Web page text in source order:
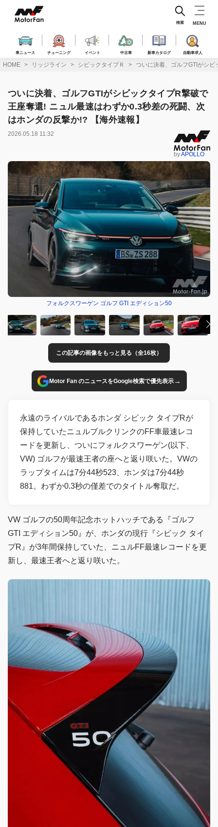
ス
車ニュース チューニング イベント 中古車 新車カタログ 自動車求人
検索 MENU
HOME リッジライン シビックタイプＲ ついに決着、ゴルフGTIがシ
ついに決着、ゴルフGTIがシビックタイプR撃破で
王座奪還! ニュル最速はわずか0.3秒差の死闘、次
はホンダの反撃か!? 【海外速報】
2026.05.18 11:32
byAPOLLO
フォルクスワーゲン ゴルフ GTI エディション50
この記事の画像をもっと見る（全16枚）
Motor Fan のニュースをGoogle検索で優先表示→
永遠のライバルであるホンダ シビック タイプRが
保持していたニュルブルクリンクのFF車最速レコ
ードを更新し、ついにフォルクスワーゲン(以下、
VW) ゴルフが最速王者の座へと返り咲いた。VWの
ラップタイムは7分44秒523、ホンダは7分44秒
881。わずか0.3秒の僅差でのタイトル奪取だ。
VW ゴルフの50周年記念ホットハッチである『ゴルフ
GTI エディション50』が、ホンダの現行『シビック タイ
プR』が3年間保持していた、ニュルFF最速レコードを更
新し、最速王者へと返り咲いた。